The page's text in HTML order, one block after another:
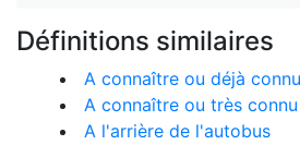
Définitions similaires
A connaître ou déjà
A connaître ou très
A l'arrière de l'autobus